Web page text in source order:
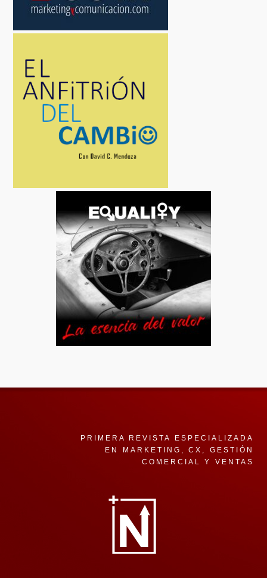
PRIMERA REVISTA ESPECIALIZADA
EN MARKETING, CX, GESTIÓN
COMERCIAL Y VENTAS